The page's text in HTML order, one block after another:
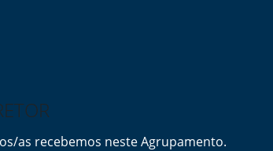
as recebemos neste Agrupamento.